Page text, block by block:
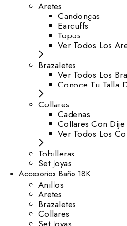
Aretes
⁠Candongas
Earcuffs
Topos
Ver Todos Los
Brazaletes
Ver Todos Los
Conoce Tu Talla
Collares
Cadenas
Collares Con Dije
Ver Todos Los
Tobilleras
Set Joyas
Accesorios Baño 18K
Anillos
Aretes
Brazaletes
Collares
Set Joyas